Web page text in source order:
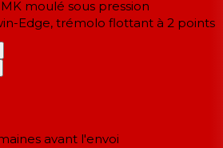
MK moulé sous pression
Edge, trémolo flottant à 2 points
avant l'envoi